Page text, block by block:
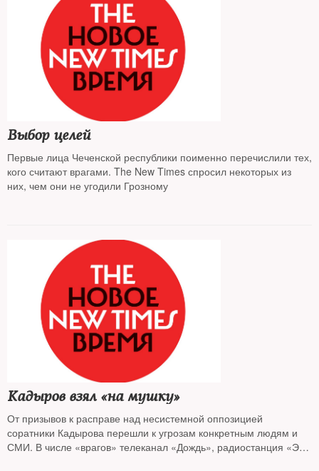
Выбор целей
Первые лица Чеченской республики поименно перечислили тех,
кого считают врагами. The New Times спросил некоторых из
них, чем они не угодили Грозному
Кадыров взял «на мушку»
От призывов к расправе над несистемной оппозицией
соратники Кадырова перешли к угрозам конкретным людям и
СМИ. В числе «врагов» телеканал «Дождь», радиостанция «Эхо